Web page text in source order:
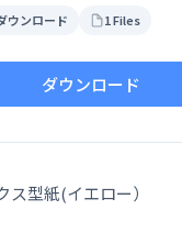
ウンロード 1 Files
ダウンロード
型紙(イエロー）